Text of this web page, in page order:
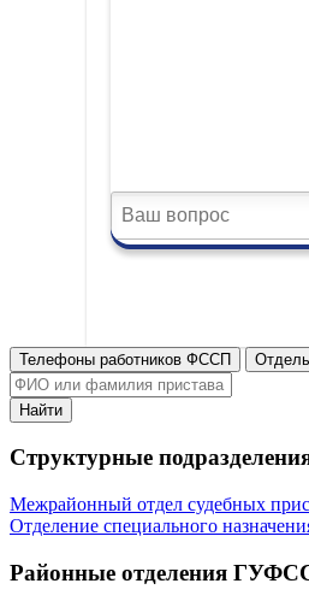
Телефоны работников ФССП
Найти
Структурные
Межрайонный отдел судебных
Отделение специального
Районные отделения